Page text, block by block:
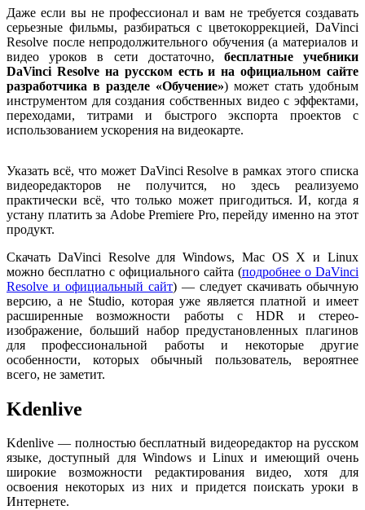
Даже если вы не профессионал и вам не требуется создавать
серьезные фильмы, разбираться с цветокоррекцией, DaVinci
Resolve после непродолжительного обучения (а материалов и
видео уроков в сети достаточно, бесплатные учебники
DaVinci Resolve на русском есть и на официальном сайте
разработчика в разделе «Обучение») может стать удобным
инструментом для создания собственных видео с эффектами,
переходами, титрами и быстрого экспорта проектов с
использованием ускорения на видеокарте.
Указать всё, что может DaVinci Resolve в рамках этого списка
видеоредакторов не получится, но здесь реализуемо
практически всё, что только может пригодиться. И, когда я
устану платить за Adobe Premiere Pro, перейду именно на этот
продукт.
Скачать DaVinci Resolve для Windows, Mac OS X и Linux
можно бесплатно с официального сайта (подробнее о DaVinci
Resolve и официальный сайт) — следует скачивать обычную
версию, а не Studio, которая уже является платной и имеет
расширенные возможности работы с HDR и стерео-
изображение, больший набор предустановленных плагинов
для профессиональной работы и некоторые другие
особенности, которых обычный пользователь, вероятнее
всего, не заметит.
Kdenlive
Kdenlive — полностью бесплатный видеоредактор на русском
языке, доступный для Windows и Linux и имеющий очень
широкие возможности редактирования видео, хотя для
освоения некоторых из них и придется поискать уроки в
Интернете.